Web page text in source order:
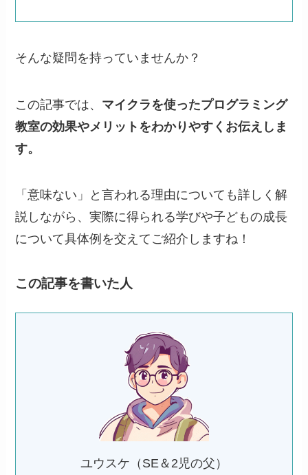
そんな疑問を持っていませんか？
この記事では、 マイクラを使ったプログラミング
教室の効果やメリットをわかりやすくお伝えしま
す。
「意味ない」と言われる理由についても詳しく解
説しながら、実際に得られる学びや子どもの成長
について具体例を交えてご紹介しますね！
この記事を書いた人
ユウスケ（SE＆2児の父）